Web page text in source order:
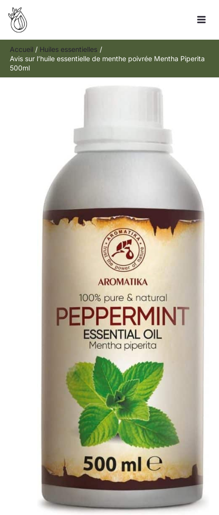
Aller
contenu
Accueil
Huiles essentielles
Avis sur l’huile essentielle de menthe poivrée Mentha Piperita
500ml
Rechercher